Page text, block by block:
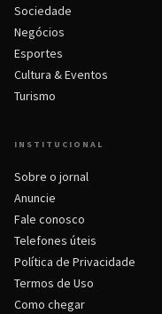
Sociedade
Negócios
Esportes
Cultura & Eventos
Turismo
INSTITUCIONAL
Sobre o jornal
Anuncie
Fale conosco
Telefones úteis
Política de Privacidade
Termos de Uso
Como chegar